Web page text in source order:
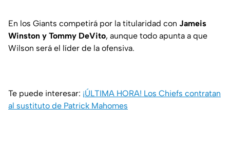
En los Giants competirá por la titularidad con Jameis
Winston y Tommy DeVito, aunque todo apunta a que
Wilson será el líder de la ofensiva.
Te puede interesar: ¡ÚLTIMA HORA! Los Chiefs contratan
al sustituto de Patrick Mahomes